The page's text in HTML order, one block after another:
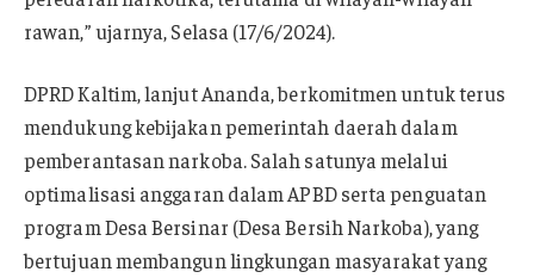
rawan,” ujarnya, Selasa (17/6/2024).
DPRD Kaltim, lanjut Ananda, berkomitmen untuk terus
mendukung kebijakan pemerintah daerah dalam
pemberantasan narkoba. Salah satunya melalui
optimalisasi anggaran dalam APBD serta penguatan
program Desa Bersinar (Desa Bersih Narkoba), yang
bertujuan membangun lingkungan masyarakat yang